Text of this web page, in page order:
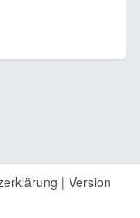
| Version